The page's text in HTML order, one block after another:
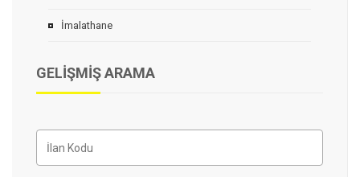
İmalathane
GELIŞMIŞ ARAMA